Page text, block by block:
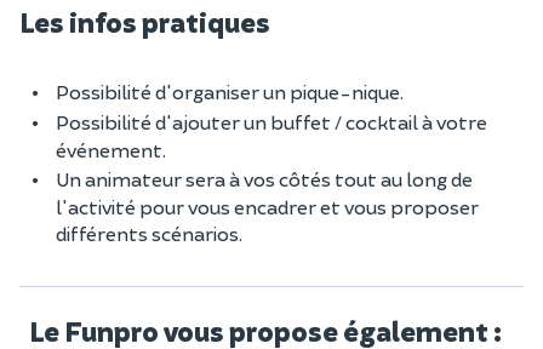
Les infos pratiques
Possibilité d'organiser un pique-nique.
Possibilité d'ajouter un buffet / cocktail à votre
événement.
Un animateur sera à vos côtés tout au long de
l'activité pour vous encadrer et vous proposer
différents scénarios.
Le Funpro vous propose également :